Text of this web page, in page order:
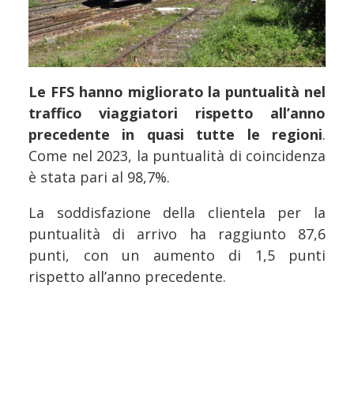
Le FFS hanno migliorato la puntualità nel
traffico viaggiatori rispetto all’anno
precedente in quasi tutte le regioni.
Come nel 2023, la puntualità di coincidenza
è stata pari al 98,7%.
La soddisfazione della clientela per la
puntualità di arrivo ha raggiunto 87,6
punti, con un aumento di 1,5 punti
rispetto all’anno precedente.